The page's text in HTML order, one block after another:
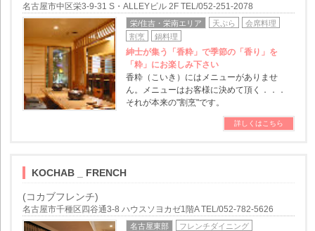
名古屋市中区栄3-9-31 S・ALLEYビル 2F TEL/052-251-2078
栄/住吉・栄南エリア 天ぷら
会席料理
割烹
鍋料理
紳士が集う「香粋」で季節の「香り」を
「粋」にお楽しみ下さい
香粋（こいき）にはメニューがありませ
ん。メニューはお客様に決めて頂く．．．
それが本来の"割烹"です。
詳しくはこちら
KOCHAB _ FRENCH
(コカブフレンチ)
名古屋市千種区四谷通3-8 ハウスソヨカゼ1階A TEL/052-782-5626
名古屋東部 フレンチダイニング